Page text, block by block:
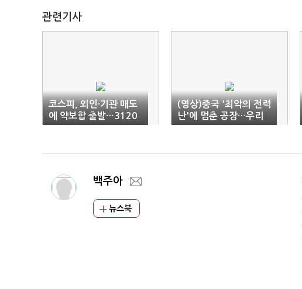
관련기사
코스피, 외인·기관 매도
에 약보합 출발…3120
선
(영상)중국 '최악의 전력
난'에 멈춘 공장…우리
기업 어쩌나
백주아
뉴스북